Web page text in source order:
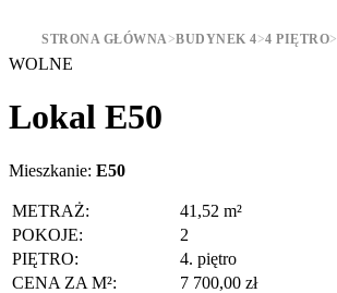
STRONA GŁÓWNA>BUDYNEK 4>4 PIĘTRO>
WOLNE
Lokal E50
Mieszkanie: E50
METRAŻ:
41,52 m²
POKOJE:
2
PIĘTRO:
4. piętro
CENA ZA M²:
7 700,00 zł